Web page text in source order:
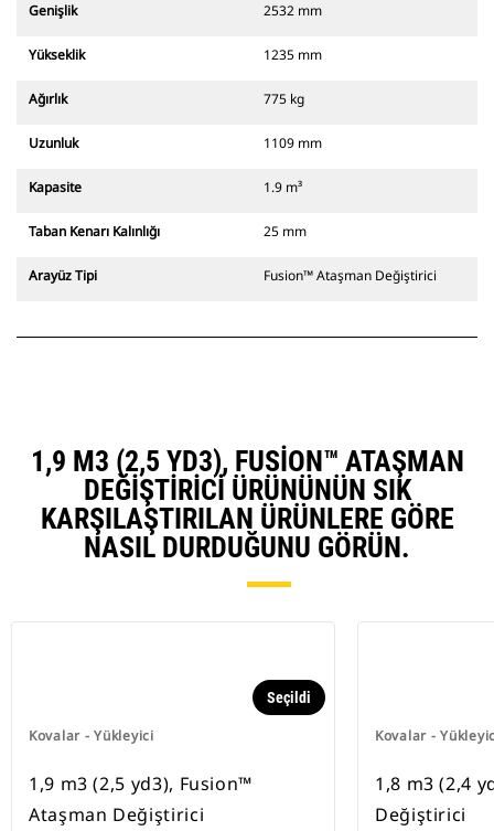
Genişlik 2532 mm
Yükseklik 1235 mm
Ağırlık 775 kg
Uzunluk 1109 mm
Kapasite 1.9 m³
Taban Kenarı Kalınlığı 25 mm
Arayüz Tipi Fusion™ Ataşman Değiştirici
1,9 M3 (2,5 YD3), FUSION™ ATAŞMAN
DEĞIŞTIRICI ÜRÜNÜNÜN SIK
KARŞILAŞTIRILAN ÜRÜNLERE GÖRE
NASIL DURDUĞUNU GÖRÜN.
Kovalar - Yükleyici
Seçildi
1,9 m3 (2,5 yd3), Fusion™
Ataşman Değiştirici
Kovalar -
1,8 m3 (2,4
Değiştirici